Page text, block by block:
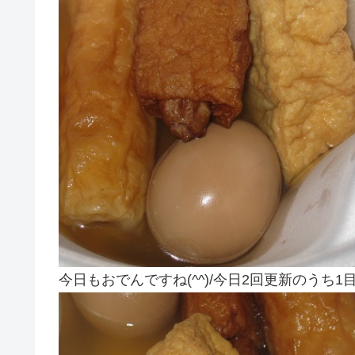
今日もおでんですね(^^)/今日2回更新のうち1